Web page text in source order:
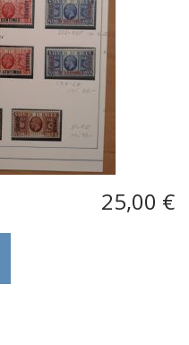
25,00 €